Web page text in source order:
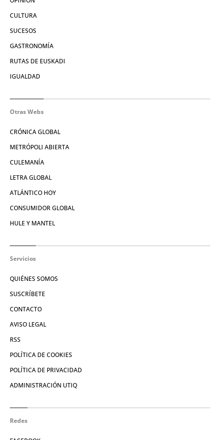
CULTURA
SUCESOS
GASTRONOMÍA
RUTAS DE EUSKADI
IGUALDAD
Otras Webs
CRÓNICA GLOBAL
METRÓPOLI ABIERTA
CULEMANÍA
LETRA GLOBAL
ATLÁNTICO HOY
CONSUMIDOR GLOBAL
HULE Y MANTEL
Servicios
QUIÉNES SOMOS
SUSCRÍBETE
CONTACTO
AVISO LEGAL
RSS
POLÍTICA DE COOKIES
POLÍTICA DE PRIVACIDAD
ADMINISTRACIÓN UTIQ
Redes